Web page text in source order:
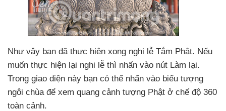
Như vậy bạn đã thực hiện xong nghi lễ Tắm Phật. Nếu
muốn thực hiện lại nghi lễ thì nhấn vào nút Làm lại.
Trong giao diện này bạn có thể nhấn vào biểu tượng
ngôi chùa để xem quang cảnh tượng Phật ở chế độ 360
toàn cảnh.